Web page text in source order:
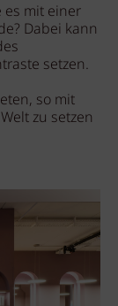
es mit einer
Dabei kann
setzen.
so mit
zu setzen